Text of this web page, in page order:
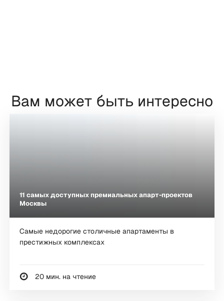
Вам может быть интересно
11 самых доступных премиальных апарт-проектов
Москвы
Самые недорогие столичные апартаменты в
престижных комплексах
20 мин. на чтение